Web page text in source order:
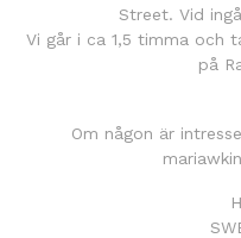
Street. Vid
Vi går i ca 1,5 timma och
på
Om någon är